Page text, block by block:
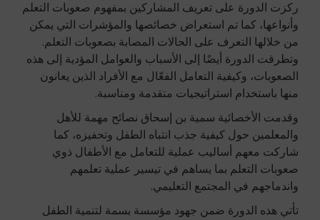
ركزت الدورة على تعريف المشاركين بمفهوم صعوبات التعلم
وأنواعها، كما تم استعراض خصائصها والمؤشرات التي يمكن
من خلالها التعرف على الحالات المصابة بصعوبات التعلم.
وتطرقت الدورة أيضًا إلى الأسباب والعوامل المؤدية إلى هذه
الصعوبات، وكيفية التعامل الفعّال مع الأفراد الذين يعانون
منها باستخدام استراتيجيات متقدمة ومناسبة.
وقدمت الأخصائية سمية بن إسحاق نصائح مهمة للأهل
والمعلمين حول كيفية جذب انتباه الطفل وتحفيزه، كما
شاركت معهم أساليب عملية للتعامل مع الأطفال ذوي
صعوبات التعلم بما يساهم في تيسير عملية تعلمهم
واندماجهم في المجتمع التعليمي.
تأتي هذه الدورة ضمن جهود مؤسسة بسمة لتنمية الطفل